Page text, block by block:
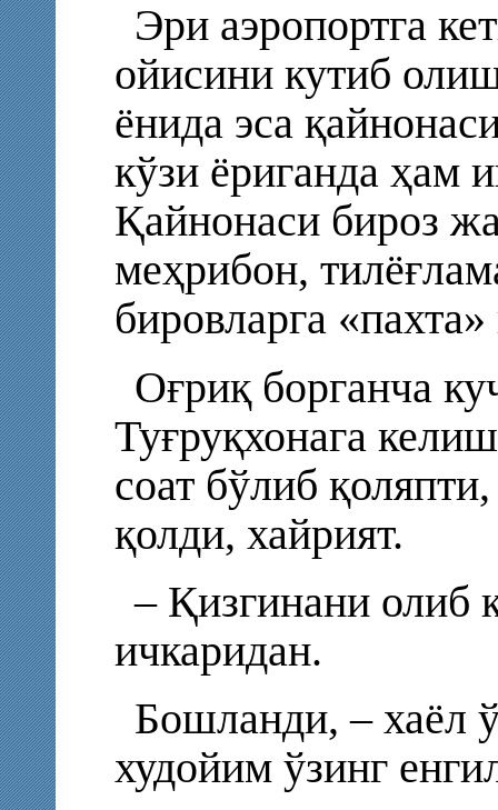
Эри аэропортга
ойисини кутиб
ёнида эса
кўзи ёриганда ҳам
Қайнонаси бироз
меҳрибон,
бировларга
Оғриқ борганча
Туғруқхонага
соат бўлиб
қолди, хайрият.
– Қизгинани олиб
ичкаридан.
Бошланди, – хаёл
худойим ўзинг